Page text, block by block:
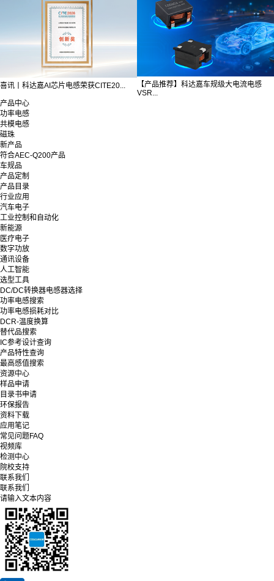
喜讯丨科达嘉AI芯片电感荣获CITE20...
【产品推荐】科达嘉车规级大电流电感
VSR...
产品中心
功率电感
共模电感
磁珠
新产品
符合AEC-Q200产品
车规品
产品定制
产品目录
行业应用
汽车电子
工业控制和自动化
新能源
医疗电子
数字功放
通讯设备
人工智能
选型工具
DC/DC转换器电感器选择
功率电感搜索
功率电感损耗对比
DCR-温度换算
替代品搜索
IC参考设计查询
产品特性查询
最高感值搜索
资源中心
样品申请
目录书申请
环保报告
资料下载
应用笔记
常见问题FAQ
视频库
检测中心
院校支持
联系我们
联系我们
请输入文本内容